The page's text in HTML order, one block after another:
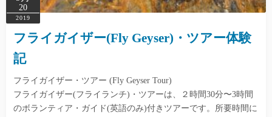
20
2019
フライガイザー(Fly Geyser)・ツアー体験
記
フライガイザー・ツアー (Fly Geyser Tour)
フライガイザー(フライランチ)・ツアーは、２時間30分〜3時間
のボランティア・ガイド(英語のみ)付きツアーです。所要時間に